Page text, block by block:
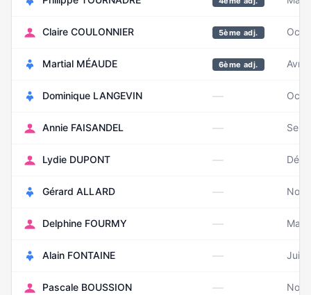
Claire COULONNIER 5ème adj.
Martial MÉAUDE 6ème adj. Avril
Dominique LANGEVIN —
Annie FAISANDEL —
Lydie DUPONT —
Gérard ALLARD —
Delphine FOURMY — Mai
Alain FONTAINE — Juin
Pascale BOUSSION —